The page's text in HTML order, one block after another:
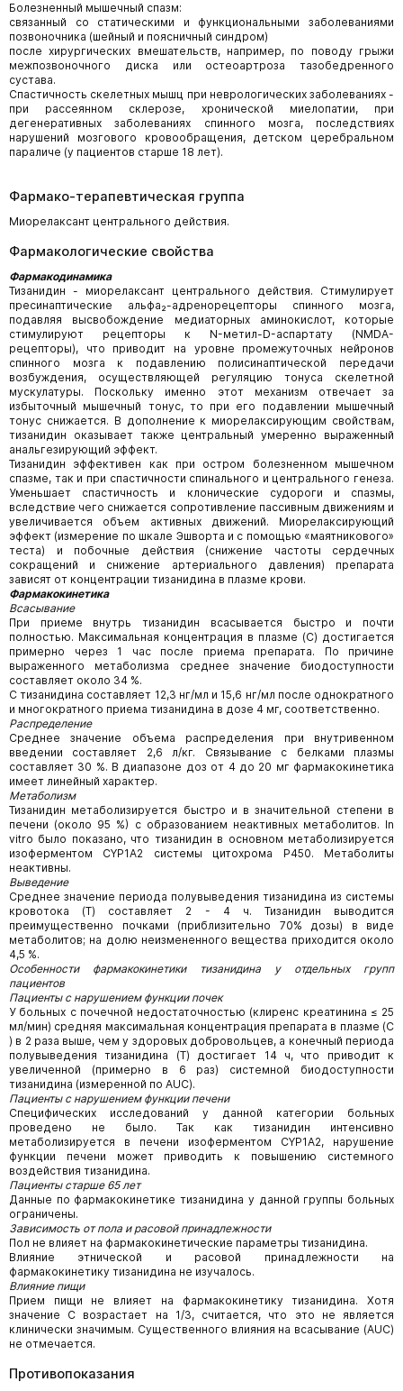
Болезненный мышечный спазм:
связанный со статическими и функциональными заболеваниями
позвоночника (шейный и поясничный синдром)
после хирургических вмешательств, например, по поводу грыжи
межпозвоночного диска или остеоартроза тазобедренного
сустава.
Спастичность скелетных мышц при неврологических заболеваниях -
при рассеянном склерозе, хронической миелопатии, при
дегенеративных заболеваниях спинного мозга, последствиях
нарушений мозгового кровообращения, детском церебральном
параличе (у пациентов старше 18 лет).
Фармако-терапевтическая группа
Миорелаксант центрального действия.
Фармакологические свойства
Фармакодинамика
Тизанидин - миорелаксант центрального действия. Стимулирует
пресинаптические альфа₂-адренорецепторы спинного мозга,
подавляя высвобождение медиаторных аминокислот, которые
стимулируют рецепторы к N-метил-D-аспартату (NMDA-
рецепторы), что приводит на уровне промежуточных нейронов
спинного мозга к подавлению полисинаптической передачи
возбуждения, осуществляющей регуляцию тонуса скелетной
мускулатуры. Поскольку именно этот механизм отвечает за
избыточный мышечный тонус, то при его подавлении мышечный
тонус снижается. В дополнение к миорелаксирующим свойствам,
тизанидин оказывает также центральный умеренно выраженный
анальгезирующий эффект.
Тизанидин эффективен как при остром болезненном мышечном
спазме, так и при спастичности спинального и центрального генеза.
Уменьшает спастичность и клонические судороги и спазмы,
вследствие чего снижается сопротивление пассивным движениям и
увеличивается объем активных движений. Миорелаксирующий
эффект (измерение по шкале Эшворта и с помощью «маятникового»
теста) и побочные действия (снижение частоты сердечных
сокращений и снижение артериального давления) препарата
зависят от концентрации тизанидина в плазме крови.
Фармакокинетика
Всасывание
При приеме внутрь тизанидин всасывается быстро и почти
полностью. Максимальная концентрация в плазме (C) достигается
примерно через 1 час после приема препарата. По причине
выраженного метаболизма среднее значение биодоступности
составляет около 34 %.
С тизанидина составляет 12,3 нг/мл и 15,6 нг/мл после однократного
и многократного приема тизанидина в дозе 4 мг, соответственно.
Распределение
Среднее значение объема распределения при внутривенном
введении составляет 2,6 л/кг. Связывание с белками плазмы
составляет 30 %. В диапазоне доз от 4 до 20 мг фармакокинетика
имеет линейный характер.
Метаболизм
Тизанидин метаболизируется быстро и в значительной степени в
печени (около 95 %) с образованием неактивных метаболитов. In
vitro было показано, что тизанидин в основном метаболизируется
изоферментом CYP1А2 системы цитохрома Р450. Метаболиты
неактивны.
Выведение
Среднее значение периода полувыведения тизанидина из системы
кровотока (T) составляет 2 - 4 ч. Тизанидин выводится
преимущественно почками (приблизительно 70% дозы) в виде
метаболитов; на долю неизмененного вещества приходится около
4,5 %.
Особенности фармакокинетики тизанидина у отдельных групп
пациентов
Пациенты с нарушением функции почек
У больных с почечной недостаточностью (клиренс креатинина ≤ 25
мл/мин) средняя максимальная концентрация препарата в плазме (C
) в 2 раза выше, чем у здоровых добровольцев, а конечный периода
полувыведения тизанидина (T) достигает 14 ч, что приводит к
увеличенной (примерно в 6 раз) системной биодоступности
тизанидина (измеренной по AUC).
Пациенты с нарушением функции печени
Специфических исследований у данной категории больных
проведено не было. Так как тизанидин интенсивно
метаболизируется в печени изоферментом CYP1A2, нарушение
функции печени может приводить к повышению системного
воздействия тизанидина.
Пациенты старше 65 лет
Данные по фармакокинетике тизанидина у данной группы больных
ограничены.
Зависимость от пола и расовой принадлежности
Пол не влияет на фармакокинетические параметры тизанидина.
Влияние этнической и расовой принадлежности на
фармакокинетику тизанидина не изучалось.
Влияние пищи
Прием пищи не влияет на фармакокинетику тизанидина. Хотя
значение C возрастает на 1/3, считается, что это не является
клинически значимым. Существенного влияния на всасывание (AUC)
не отмечается.
Противопоказания